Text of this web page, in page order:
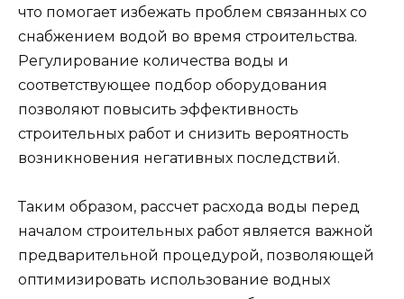
что помогает избежать проблем связанных со
снабжением водой во время строительства.
Регулирование количества воды и
соответствующее подбор оборудования
позволяют повысить эффективность
строительных работ и снизить вероятность
возникновения негативных последствий.
Таким образом, рассчет расхода воды перед
началом строительных работ является важной
предварительной процедурой, позволяющей
оптимизировать использование водных